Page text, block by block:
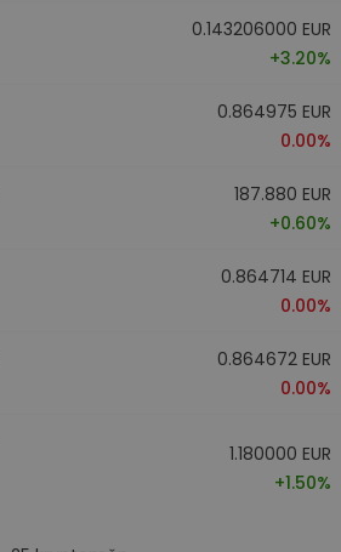
0.143206000 EUR
+3.20%
0.864975 EUR
0.00%
187.880 EUR
+0.60%
0.864714 EUR
0.00%
0.864672 EUR
0.00%
1.180000 EUR
+1.50%